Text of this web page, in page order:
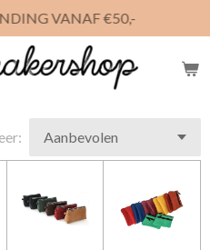
VANAF €50,-